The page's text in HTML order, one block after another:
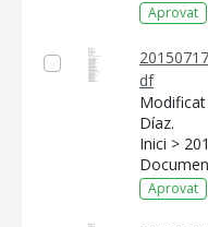
Aprovat
df
Díaz.
Inici >
Aprovat